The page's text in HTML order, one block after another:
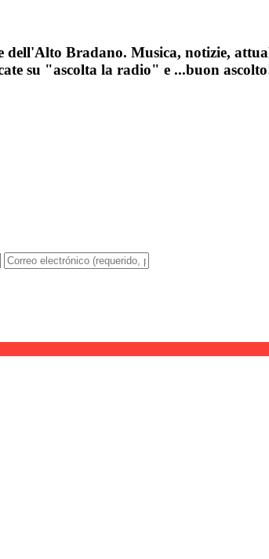
dell'Alto Bradano. Musica, notizie,
su "ascolta la radio" e ...buon